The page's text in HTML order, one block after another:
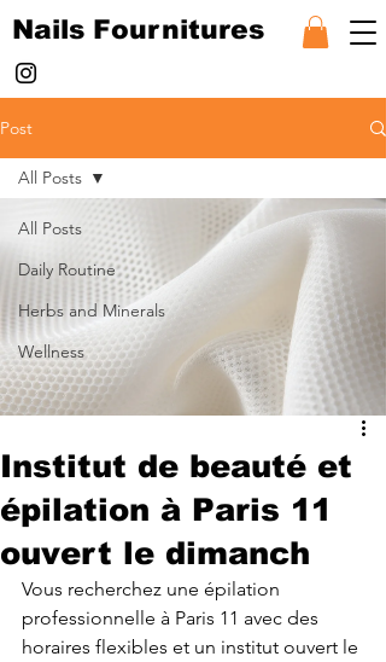
Nails Fournitures
Post
All Posts
Daily Routine
Herbs and Minerals
Wellness
All Posts
Institut de beauté et
épilation à Paris 11
ouvert le dimanch
Vous recherchez une épilation
professionnelle à Paris 11 avec des
horaires flexibles et un institut ouvert le